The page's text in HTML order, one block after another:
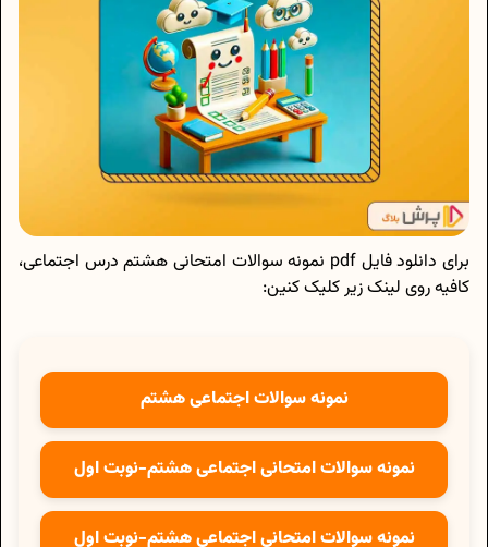
برای دانلود فایل pdf نمونه سوالات امتحانی هشتم درس اجتماعی،
کافیه روی لینک زیر کلیک کنین:
نمونه سوالات اجتماعی هشتم
نمونه سوالات امتحانی اجتماعی هشتم-نوبت اول
نمونه سوالات امتحانی اجتماعی هشتم-نوبت اول